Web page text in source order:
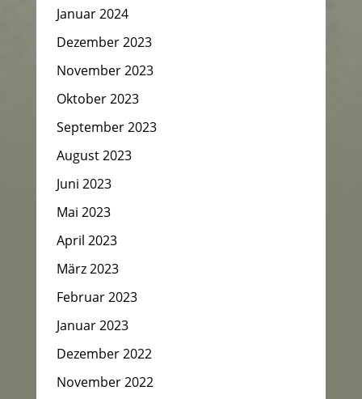
Januar 2024
Dezember 2023
November 2023
Oktober 2023
September 2023
August 2023
Juni 2023
Mai 2023
April 2023
März 2023
Februar 2023
Januar 2023
Dezember 2022
November 2022